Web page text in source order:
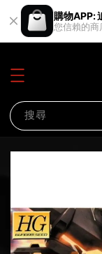
購物APP:
您信賴的商
搜尋